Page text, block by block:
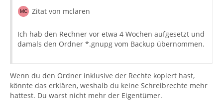
Zitat von mclaren
Ich hab den Rechner vor etwa 4 Wochen aufgesetzt und
damals den Ordner *.gnupg vom Backup übernommen.
Wenn du den Ordner inklusive der Rechte kopiert hast,
könnte das erklären, weshalb du keine Schreibrechte mehr
hattest. Du warst nicht mehr der Eigentümer.